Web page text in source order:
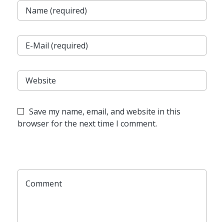
Save my name, email, and website in this
browser for the next time I comment.